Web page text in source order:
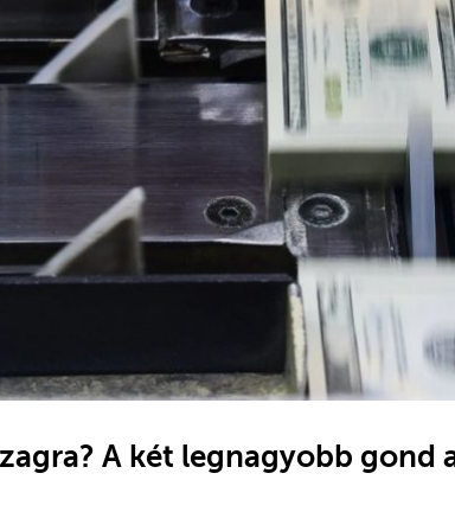
A két legnagyobb gond